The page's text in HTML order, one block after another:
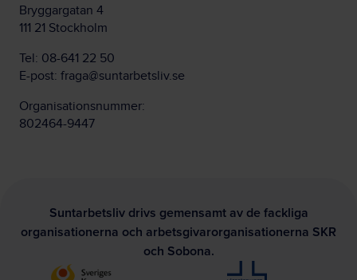
Bryggargatan 4
111 21 Stockholm
Tel: 08-641 22 50
E-post: fraga@suntarbetsliv.se
Organisationsnummer:
802464-9447
Suntarbetsliv drivs gemensamt av de fackliga
organisationerna och arbetsgivarorganisationerna SKR
och Sobona.